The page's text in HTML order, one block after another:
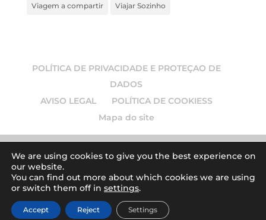
Viagem a compartir Viajar Sozinho
POLÍTICA DE PRIVACIDADE E PROTEÇAO DE
DADOS
AVISO LEGAL
POLÍTICA DE COOKIESS
Mapa do site
© 2026 Europamundo blog . Todos los derechos
reservados.| Art by
We are using cookies to give you the best experience on
our website.
You can find out more about which cookies we are using
or switch them off in settings.
Accept Reject Settings